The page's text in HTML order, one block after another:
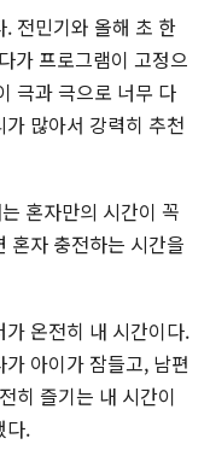
전민기와 올해 초 한
가 프로그램이 고정으
극과 극으로 너무 다
많아서 강력히 추천
혼자만의 시간이 꼭
혼자 충전하는 시간을
온전히 내 시간이다.
아이가 잠들고, 남편
히 즐기는 내 시간이
다.